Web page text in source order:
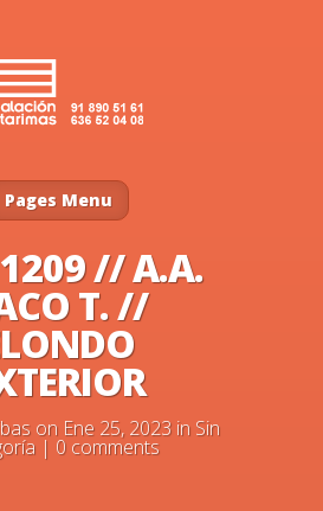
Pages Menu
// A.A.
T. //
on Ene 25, 2023 in Sin
| 0 comments